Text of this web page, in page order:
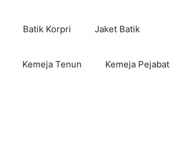
Batik Korpri Jaket Batik
Kemeja Tenun Kemeja Pejabat